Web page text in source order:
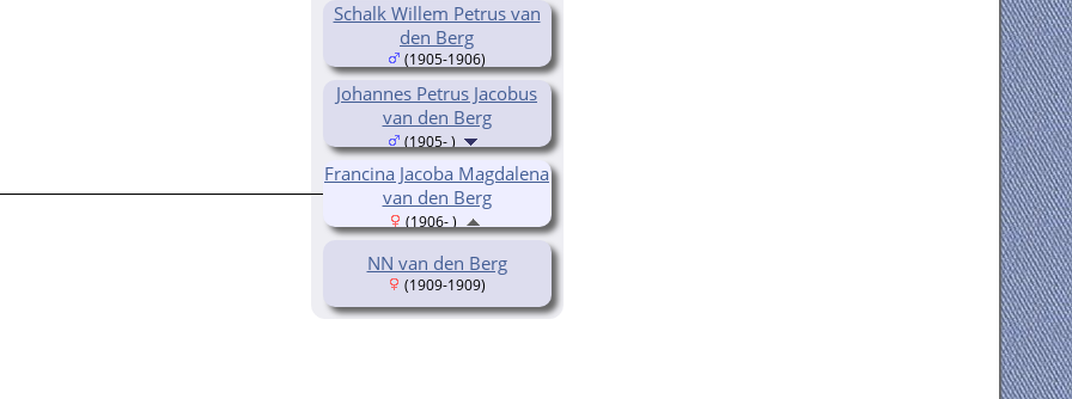
Schalk Willem Petrus van
den Berg
(1905-1906)
Johannes Petrus Jacobus
van den Berg
(1905- )
NN van den Berg
(1909-1909)
Francina Jacoba Magdalena
van den Berg
(1906- )